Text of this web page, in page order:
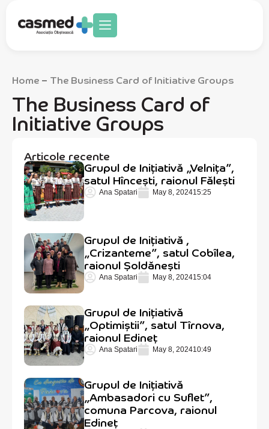
Home – The Business Card of Initiative Groups
The Business Card of
Initiative Groups
Articole recente
Grupul de Inițiativă „Velnița”,
satul Hîncești, raionul Fălești
Ana Spatari May 8, 202415:25
Grupul de Iniţiativă ,
„Crizanteme”, satul Cobîlea,
raionul Șoldănești
Ana Spatari May 8, 202415:04
Grupul de Inițiativă
„Optimiștii”, satul Tîrnova,
raionul Edineț
Ana Spatari May 8, 202410:49
Grupul de Inițiativă
„Ambasadori cu Suflet”,
comuna Parcova, raionul
Edineț